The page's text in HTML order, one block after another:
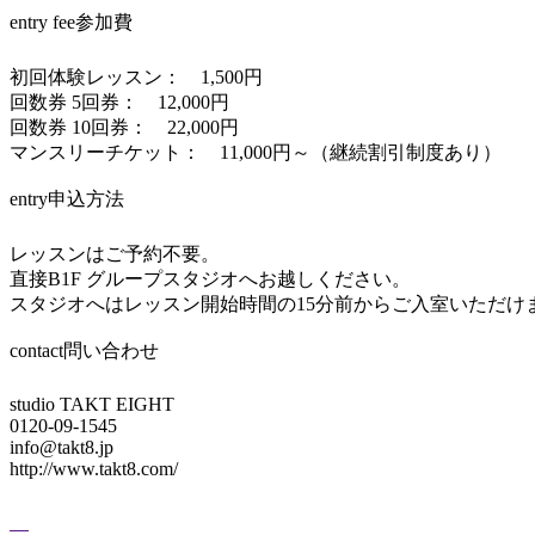
entry fee参加費
初回体験レッスン： 1,500円
回数券 5回券： 12,000円
回数券 10回券： 22,000円
マンスリーチケット： 11,000円～（継続割引制度あり）
entry申込方法
レッスンはご予約不要。
直接B1F グループスタジオへお越しください。
スタジオへはレッスン開始時間の15分前からご入室いただけ
contact問い合わせ
studio TAKT EIGHT
0120-09-1545
info@takt8.jp
http://www.takt8.com/